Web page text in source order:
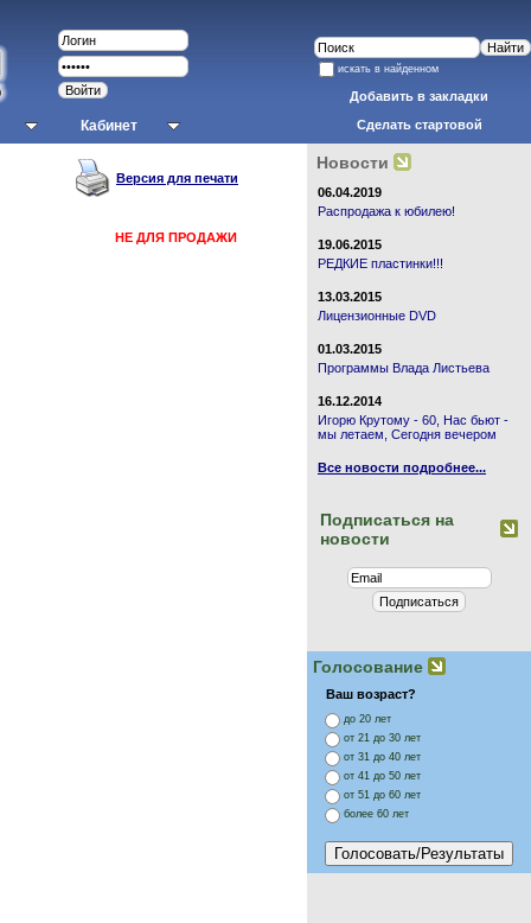
Кабинет
искать в найденном
Добавить в закладки
Сделать стартовой
Версия для печати
НЕ ДЛЯ ПРОДАЖИ
Новости
06.04.2019
Распродажа к юбилею!
19.06.2015
РЕДКИЕ пластинки!!!
13.03.2015
Лицензионные DVD
01.03.2015
Программы Влада Листьева
16.12.2014
Игорю Крутому - 60, Нас бьют -
мы летаем, Сегодня вечером
Все новости подробнее...
Подписаться на
новости
Голосование
Ваш возраст?
до 20 лет
от 21 до 30 лет
от 31 до 40 лет
от 41 до 50 лет
от 51 до 60 лет
более 60 лет